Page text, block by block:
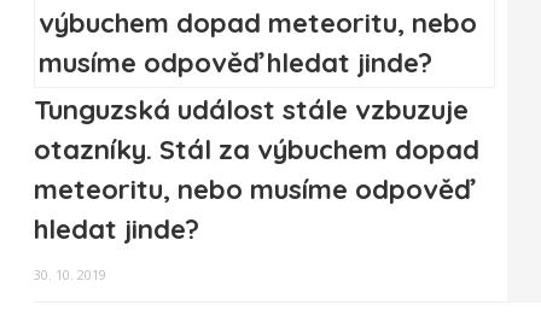
Tunguzská událost stále vzbuzuje
otazníky. Stál za výbuchem dopad
meteoritu, nebo musíme odpověď
hledat jinde?
30. 10. 2019